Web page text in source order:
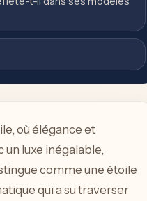
où élégance et
luxe inégalable,
comme une étoile
qui a su traverser